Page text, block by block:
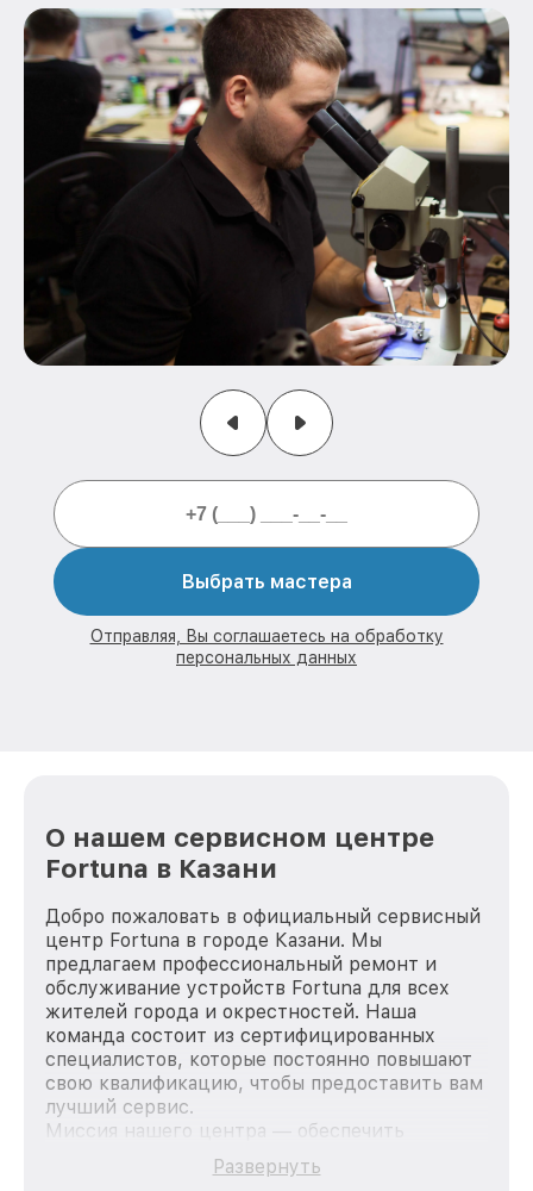
Выбрать мастера
Отправляя, Вы соглашаетесь на обработку
персональных данных
О нашем сервисном центре
Fortuna в Казани
Добро пожаловать в официальный сервисный
центр Fortuna в городе Казани. Мы
предлагаем профессиональный ремонт и
обслуживание устройств Fortuna для всех
жителей города и окрестностей. Наша
команда состоит из сертифицированных
специалистов, которые постоянно повышают
свою квалификацию, чтобы предоставить вам
лучший сервис.
Миссия нашего центра — обеспечить
качественный и доступный ремонт для
каждого пользователя продукции Fortuna, вне
Развернуть